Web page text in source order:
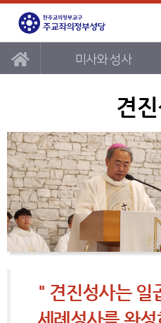
미사와 성사
견
" 견진성사는 일